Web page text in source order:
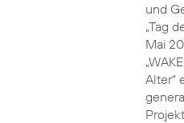
und
„Tag
Mai
Alter“